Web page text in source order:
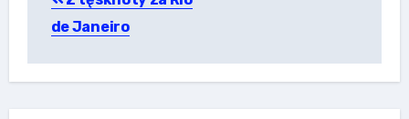
wpisu
de Janeiro